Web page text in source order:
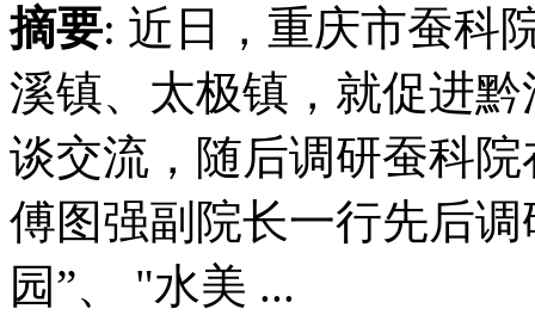
摘要: 近日，重庆市蚕科
溪镇、太极镇，就促进
谈交流，随后调研蚕科
傅图强副院长一行先后
园”、 "水美 ...